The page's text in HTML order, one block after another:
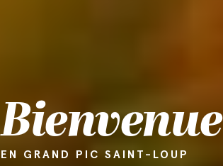
Bienvenue
EN GRAND PIC SAINT-LOUP